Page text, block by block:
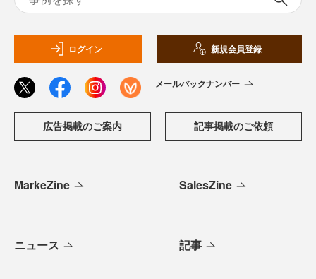
ログイン 新規会員登録
メールバックナンバー
広告掲載のご案内 記事掲載のご依頼
MarkeZine SalesZine
ニュース 記事